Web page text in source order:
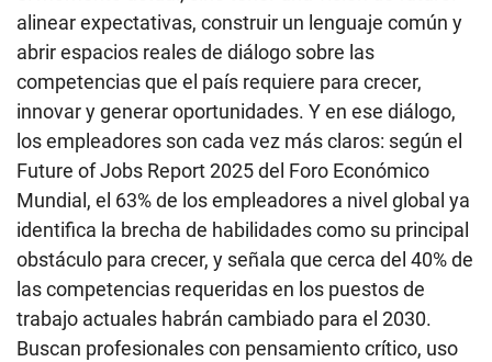
alinear expectativas, construir un lenguaje común y
abrir espacios reales de diálogo sobre las
competencias que el país requiere para crecer,
innovar y generar oportunidades. Y en ese diálogo,
los empleadores son cada vez más claros: según el
Future of Jobs Report 2025 del Foro Económico
Mundial, el 63% de los empleadores a nivel global ya
identifica la brecha de habilidades como su principal
obstáculo para crecer, y señala que cerca del 40% de
las competencias requeridas en los puestos de
trabajo actuales habrán cambiado para el 2030.
Buscan profesionales con pensamiento crítico, uso